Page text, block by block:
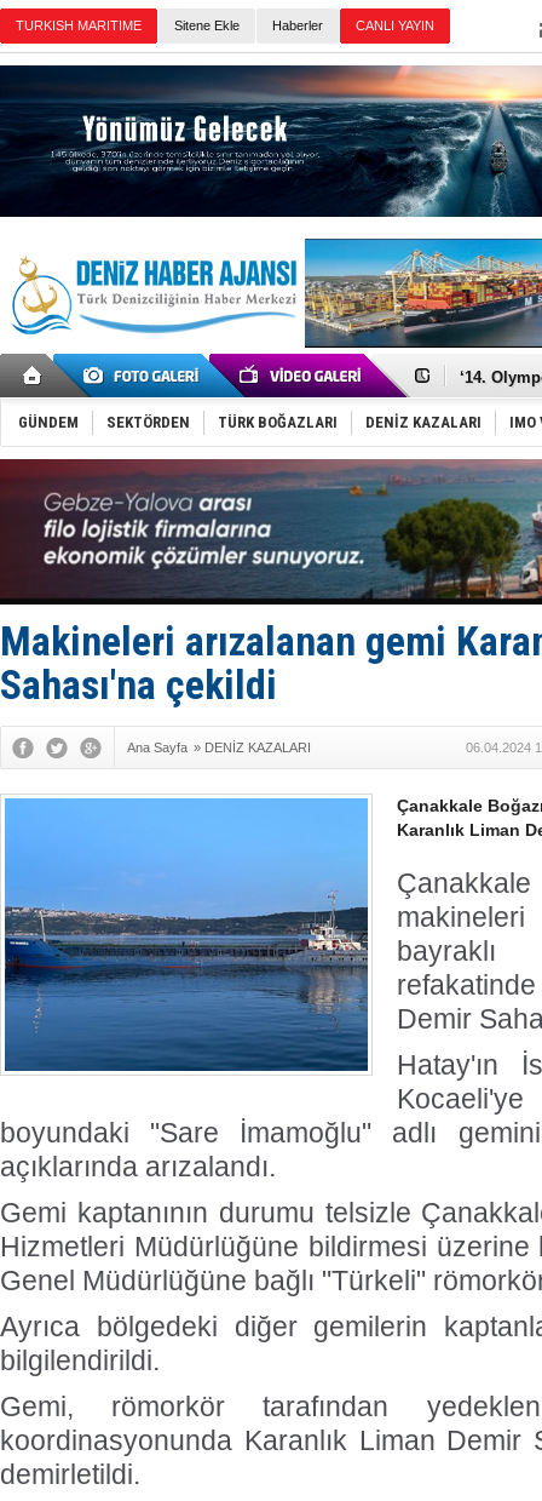
TURKISH MARITIME Sitene Ekle Haberler CANLI YAYIN
Denizcilik
‘14.
Taksi
TÜRKLİM
SOCAR da
D-Marin,
Van’da
TAYK -
GÜNDEM SEKTÖRDEN TÜRK BOĞAZLARI DENİZ KAZALARI IMO
Makineleri arızalanan gemi
Sahası'na çekildi
Ana Sayfa » DENİZ KAZALARI 06.04.2024
Çanakkale
Karanlık Liman
Demir
Hatay'ın
boyundaki "Sare İmamoğlu" adlı
açıklarında arızalandı.
Gemi kaptanının durumu telsizle
Hizmetleri Müdürlüğüne bildirmesi üzerine
Genel Müdürlüğüne bağlı "Türkeli"
Ayrıca bölgedeki diğer gemilerin
bilgilendirildi.
Gemi, römorkör tarafından
koordinasyonunda Karanlık Liman Demir
demirletildi.